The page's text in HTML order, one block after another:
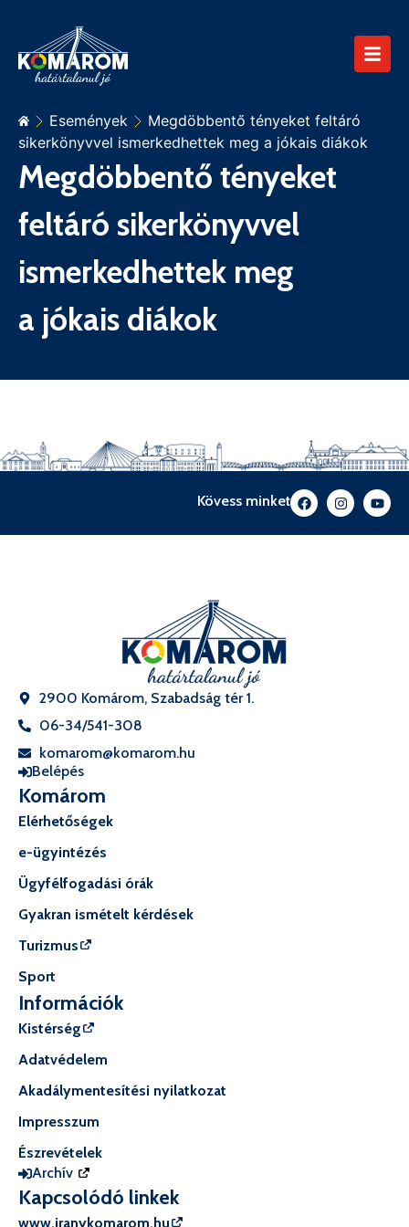
Események
Megdöbbentő tényeket feltáró
sikerkönyvvel ismerkedhettek meg a jókais diákok
Megdöbbentő tényeket
feltáró sikerkönyvvel
ismerkedhettek meg
a jókais diákok
Kövess minket
2900 Komárom, Szabadság tér 1.
06-34/541-308
komarom@komarom.hu
Belépés
Komárom
Elérhetőségek
e-ügyintézés
Ügyfélfogadási órák
Gyakran ismételt kérdések
Turizmus
Sport
Információk
Kistérség
Adatvédelem
Akadálymentesítési nyilatkozat
Impresszum
Észrevételek
Archív
Kapcsolódó linkek
www.iranykomarom.hu